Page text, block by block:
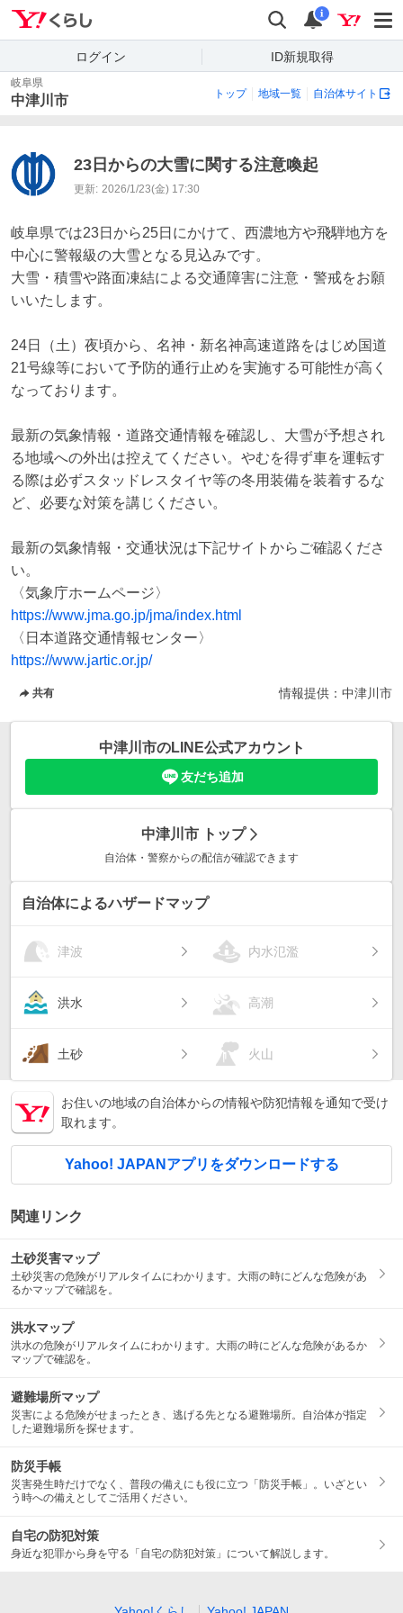
検索 通知
i
ログイン ID新規取得
岐阜県
中津川市 トップ 地域一覧 自治体サイト
23日からの大雪に関する注意喚起
更新: 2026/1/23(金) 17:30
岐阜県では23日から25日にかけて、西濃地方や飛騨地方を
中心に警報級の大雪となる見込みです。
大雪・積雪や路面凍結による交通障害に注意・警戒をお願
いいたします。
24日（土）夜頃から、名神・新名神高速道路をはじめ国道
21号線等において予防的通行止めを実施する可能性が高く
なっております。
最新の気象情報・道路交通情報を確認し、大雪が予想され
る地域への外出は控えてください。やむを得ず車を運転す
る際は必ずスタッドレスタイヤ等の冬用装備を装着するな
ど、必要な対策を講じください。
最新の気象情報・交通状況は下記サイトからご確認くださ
い。
https://www.jma.go.jp/jma/index.html
https://www.jartic.or.jp/
共有 情報提供： 中津川市
中津川市のLINE公式アカウント
友だち追加
中津川市 トップ
自治体・警察からの配信が確認できます
自治体によるハザードマップ
津波 内水氾濫
洪水 高潮
土砂 火山
お住いの地域の自治体からの情報や防犯情報を通知で受け
取れます。
Yahoo! JAPANアプリをダウンロードする
関連リンク
土砂災害マップ
土砂災害の危険がリアルタイムにわかります。大雨の時にどんな危険があ
るかマップで確認を。
洪水マップ
洪水の危険がリアルタイムにわかります。大雨の時にどんな危険があるか
マップで確認を。
避難場所マップ
災害による危険がせまったとき、逃げる先となる避難場所。自治体が指定
した避難場所を探せます。
防災手帳
災害発生時だけでなく、普段の備えにも役に立つ「防災手帳」。いざとい
う時への備えとしてご活用ください。
自宅の防犯対策
身近な犯罪から身を守る「自宅の防犯対策」について解説します。